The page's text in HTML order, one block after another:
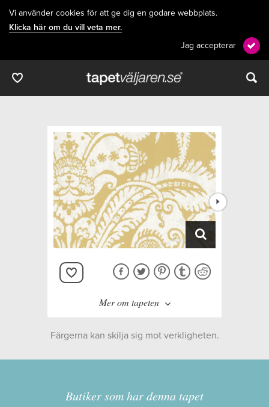
Vi använder cookies för att ge dig en godare webbplats.
Klicka här om du vill veta mer.
Jag accepterar
Mer om tapeten
Kollektion:
ALBEMARLE
Färgerna kan skilja sig mot verkligheten.
Butiker som har denna tapet